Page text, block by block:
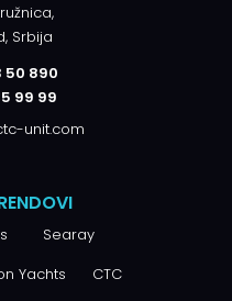
Srbija
50 890
99 99
unit.com
Searay
Yachts
CTC